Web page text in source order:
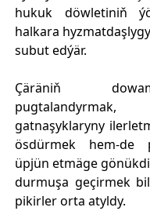
hukuk döwletiniň
halkara
subut edýär.
Çäräniň
gatnaşyklaryny
ösdürmek hem-de
üpjün etmäge
durmuşa geçirmek
pikirler orta atyldy.